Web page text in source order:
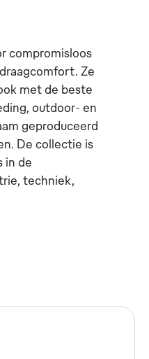
compromisloos
Ze
met de beste
outdoor- en
geproduceerd
De collectie is
in de
techniek,